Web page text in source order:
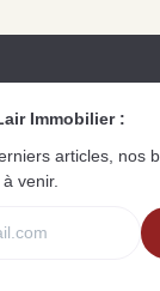
Immobilier :
articles, nos
venir.